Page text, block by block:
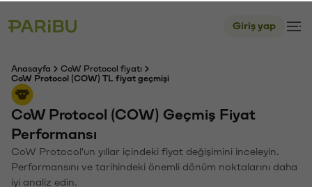
Giriş yap
Anasayfa
CoW Protocol fiyatı
CoW Protocol (COW) TL fiyat geçmişi
CoW Protocol (COW) Geçmiş Fiyat
Performansı
CoW Protocol'un yıllar içindeki fiyat değişimini inceleyin.
Performansını ve tarihindeki önemli dönüm noktalarını daha
iyi analiz edin.